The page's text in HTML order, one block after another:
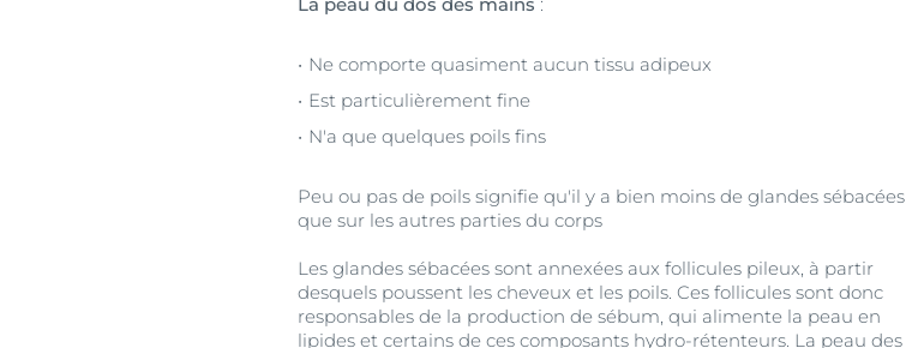
Ne comporte quasiment aucun tissu adipeux
Est particulièrement fine
N'a que quelques poils fins
Peu ou pas de poils signifie qu'il y a bien moins de glandes sébacées
que sur les autres parties du corps
Les glandes sébacées sont annexées aux follicules pileux, à partir
desquels poussent les cheveux et les poils. Ces follicules sont donc
responsables de la production de sébum, qui alimente la peau en
lipides et certains de ces composants hydro-rétenteurs. La peau des